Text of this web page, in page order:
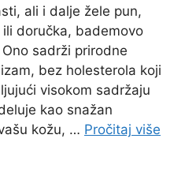
ali i dalje žele pun,
doručka, bademovo
sadrži prirodne
bez holesterola koji
visokom sadržaju
kao snažan
kožu, … Pročitaj više